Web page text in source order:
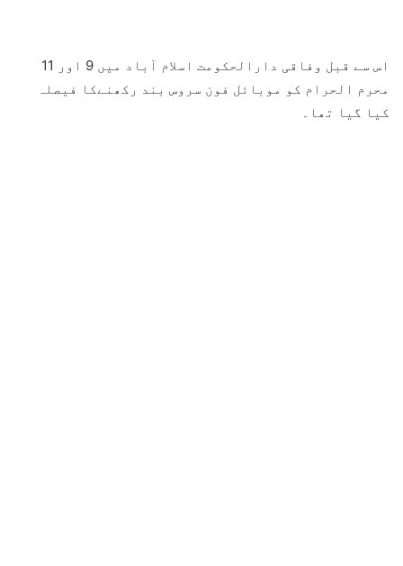
اس سے قبل وفاقی دارالحکومت اسلام آباد میں 9 اور 11
محرم الحرام کو موبائل فون سروس بند رکھنےکا فیصلہ
کیا گیا تھا۔